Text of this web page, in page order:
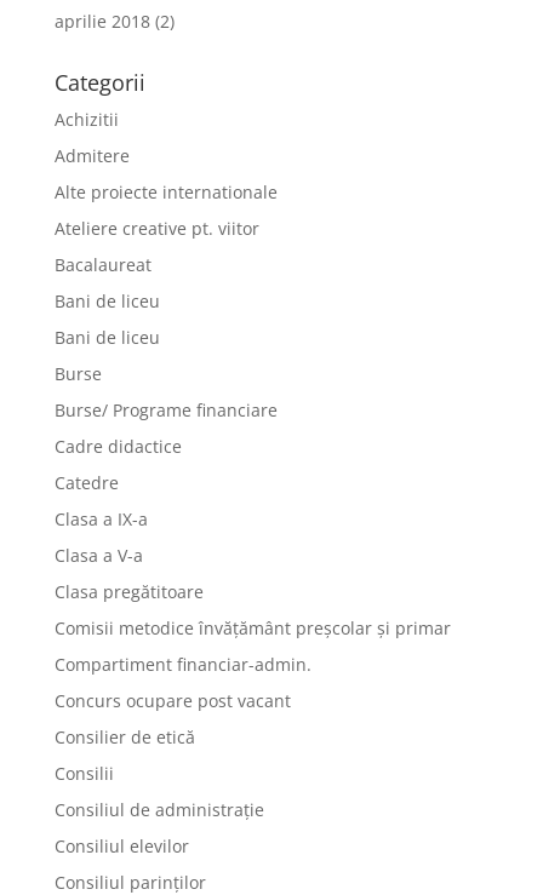
aprilie 2018(2)
Categorii
Achizitii
Admitere
Alte proiecte internationale
Ateliere creative pt. viitor
Bacalaureat
Bani de liceu
Bani de liceu
Burse
Burse/ Programe financiare
Cadre didactice
Catedre
Clasa a IX-a
Clasa a V-a
Clasa pregătitoare
Comisii metodice învățământ preșcolar și primar
Compartiment financiar-admin.
Concurs ocupare post vacant
Consilier de etică
Consilii
Consiliul de administrație
Consiliul elevilor
Consiliul parinților